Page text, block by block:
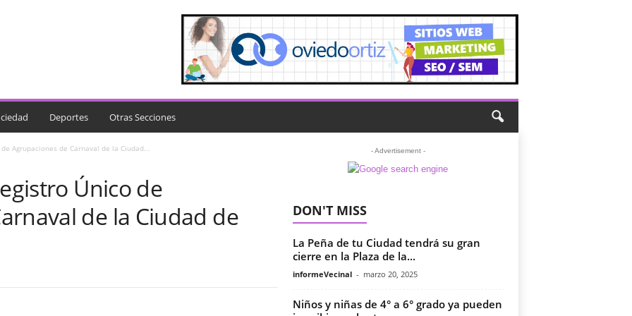
Deportes Otras Secciones
Agrupaciones de Carnaval de la Ciudad...
Único de
de la Ciudad de
- Advertisement -
DON'T MISS
La Peña de tu Ciudad tendrá su gran
cierre en la Plaza de la...
informeVecinal - marzo 20, 2025
Niños y niñas de 4° a 6° grado ya pueden